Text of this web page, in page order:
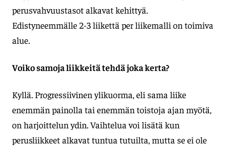
perusvahvuustasot alkavat kehittyä.
Edistyneemmälle 2-3 liikettä per liikemalli on toimiva
alue.
Voiko samoja liikkeitä tehdä joka kerta?
Kyllä. Progressiivinen ylikuorma, eli sama liike
enemmän painolla tai enemmän toistoja ajan myötä,
on harjoittelun ydin. Vaihtelua voi lisätä kun
perusliikkeet alkavat tuntua tutuilta, mutta se ei ole